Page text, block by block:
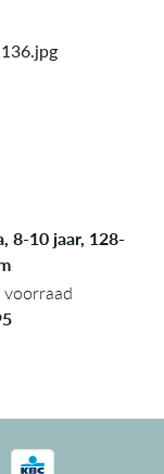
8-10 jaar, 128-
voorraad